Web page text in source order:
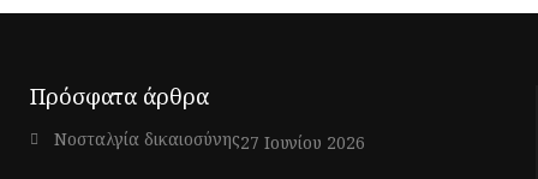
Πρόσφατα άρθρα
Νοσταλγία δικαιοσύνης27 Ιουνίου 2026